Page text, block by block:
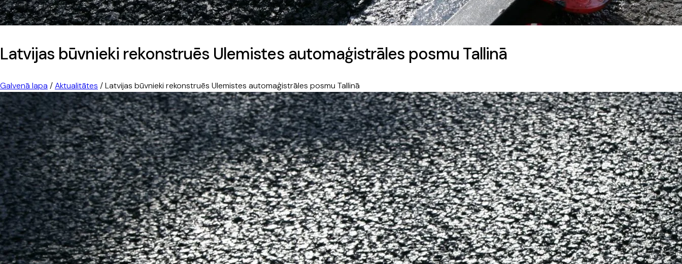
Latvijas būvnieki rekonstruēs Ulemistes automaģistrāles posmu Tallinā
Galvenā lapa /Aktualitātes /Latvijas būvnieki rekonstruēs Ulemistes automaģistrāles posmu Tallinā